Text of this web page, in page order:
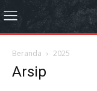
Beranda 2025
Arsip